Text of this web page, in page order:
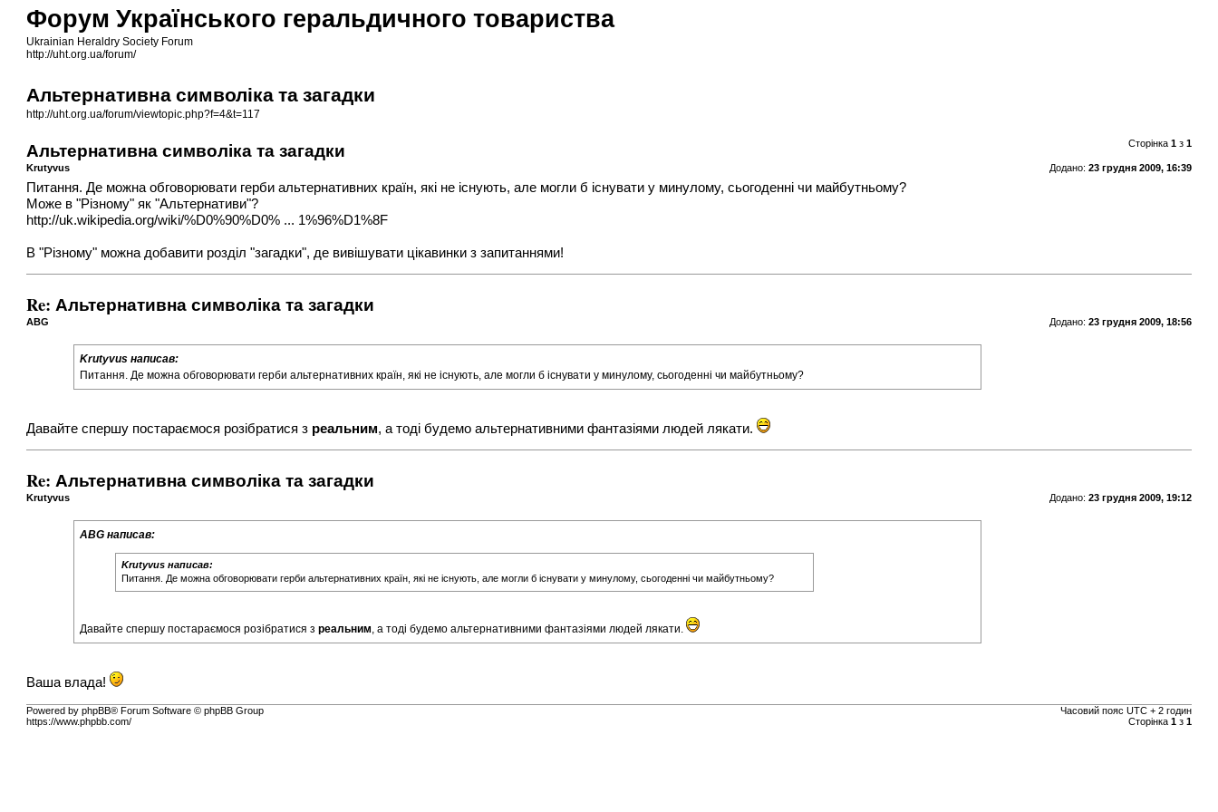
Форум Українського геральдичного товариства
Ukrainian Heraldry Society Forum
http://uht.org.ua/forum/
Альтернативна символіка та загадки
http://uht.org.ua/forum/viewtopic.php?f=4&t=117
Сторінка 1з 1
Альтернативна символіка та загадки
Додано: 23 грудня 2009, 16:39
Krutyvus
Питання. Де можна обговорювати герби альтернативних країн, які не існують, але могли б існувати у минулому, сьогоденні чи майбутньому?
Може в "Різному" як "Альтернативи"?
http://uk.wikipedia.org/wiki/%D0%90%D0% ... 1%96%D1%8F
В "Різному" можна добавити розділ "загадки", де вивішувати цікавинки з запитаннями!
Re: Альтернативна символіка та загадки
Додано: 23 грудня 2009, 18:56
ABG
Krutyvus написав:
Питання. Де можна обговорювати герби альтернативних країн, які не існують, але могли б існувати у минулому, сьогоденні чи майбутньому?
Давайте спершу постараємося розібратися з реальним, а тоді будемо альтернативними фантазіями людей лякати.
Re: Альтернативна символіка та загадки
Додано: 23 грудня 2009, 19:12
Krutyvus
ABG написав:
Krutyvus написав:
Питання. Де можна обговорювати герби альтернативних країн, які не існують, але могли б існувати у минулому, сьогоденні чи майбутньому?
Давайте спершу постараємося розібратися з реальним, а тоді будемо альтернативними фантазіями людей лякати.
Ваша влада!
Часовий пояс UTC + 2 годин
Сторінка 1з 1
Powered by phpBB® Forum Software © phpBB Group
https://www.phpbb.com/